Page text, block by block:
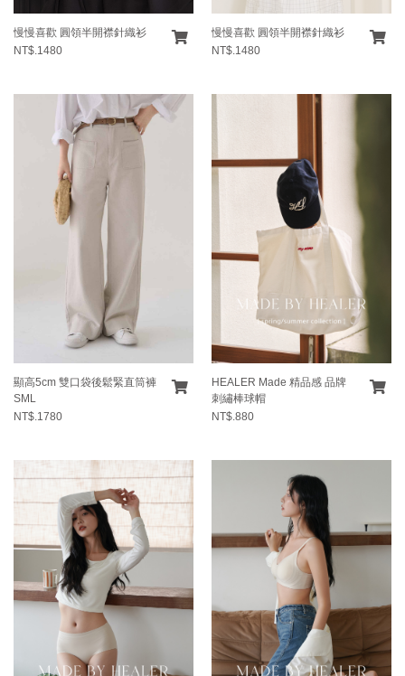
慢慢喜歡 圓領半開襟針織衫
NT$.1480
慢慢喜歡 圓領半開襟針織衫
NT$.1480
顯高5cm 雙口袋後鬆緊直筒褲
SML
NT$.1780
HEALER Made 精品感 品牌
刺繡棒球帽
NT$.880